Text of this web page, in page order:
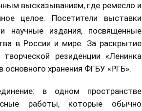
высказыванием, где ремесло и
целое. Посетители выставки
научные издания, посвященные
в России и мире. За раскрытие
резиденции «Ленинка
хранения ФГБУ «РГБ».
в одном пространстве
работы, которые обычно